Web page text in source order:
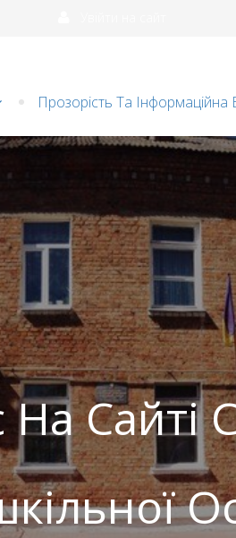
Прозорість Та Інформаційна
Групи
На